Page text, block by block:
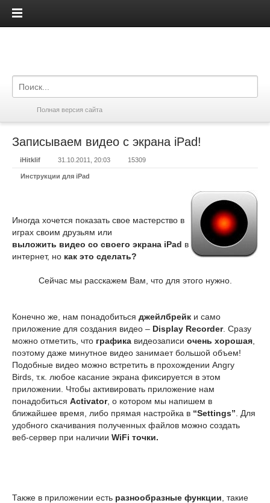
iPadis.ru
Полная версия сайта
Записываем видео с экрана iPad!
iHitklif 31.10.2011, 20:03 15309
Инструкции для iPad
Иногда хочется показать свое мастерство в
играх своим друзьям или
выложить видео со своего экрана iPad в
интернет, но как это сделать?
Сейчас мы расскажем Вам, что для этого нужно.
Конечно же, нам понадобиться джейлбрейк и само
приложение для создания видео – Display Recorder. Сразу
можно отметить, что графика видеозаписи очень хорошая
поэтому даже минутное видео занимает большой объем!
Подобные видео можно встретить в прохождении Angry
Birds, т.к. любое касание экрана фиксируется в этом
приложении. Чтобы активировать приложение нам
понадобиться Activator, о котором мы напишем в
ближайшее время, либо прямая настройка в “Settings” . Для
удобного скачивания полученных файлов можно создать
веб-сервер при наличии WiFi точки.
Также в приложении есть разнообразные функции , такие